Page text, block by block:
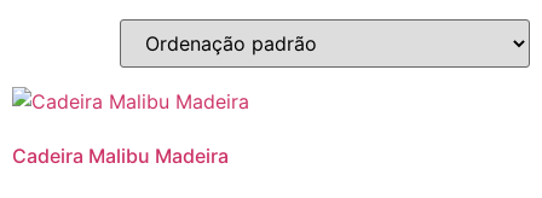
Cadeira Malibu Madeira